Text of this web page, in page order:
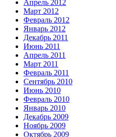
Апрель 2012
Март 2012
Февраль 2012
Январь 2012
Декабрь 2011
Июнь 2011
Апрель 2011
Март 2011
Февраль 2011
Сентябрь 2010
Июнь 2010
Февраль 2010
Январь 2010
Декабрь 2009
Ноябрь 2009
Октябрь 2009